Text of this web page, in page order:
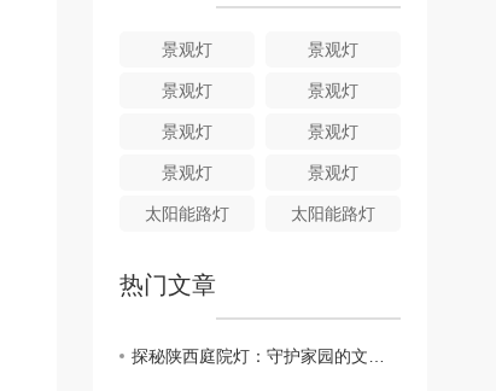
景观灯 景观灯
景观灯 景观灯
景观灯 景观灯
景观灯 景观灯
太阳能路灯 太阳能路灯
热门文章
探秘陕西庭院灯：守护家园的文化明灯